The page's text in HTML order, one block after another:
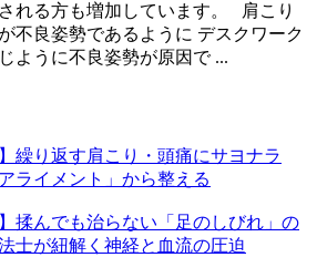
れる方も増加しています。 肩こり
不良姿勢であるように デスクワーク
ように不良姿勢が原因で ...
繰り返す肩こり・頭痛にサヨナラ
ライメント」から整える
揉んでも治らない「足のしびれ」の
士が紐解く神経と血流の圧迫